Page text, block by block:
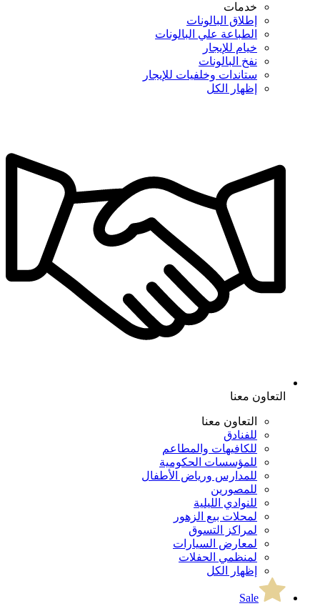
خدمات
إطلاق البالونات
الطباعة علي البالونات
خيام للإيجار
نفخ البالونات
ستاندات وخلفيات للإيجار
إظهار الكل
التعاون معنا
التعاون معنا
للفنادق
للكافيهات والمطاعم
للمؤسسات الحكومية
للمدارس ورياض الأطفال
للمصورين
للنوادي الليلية
لمحلات بيع الزهور
لمراكز التسوق
لمعارض السيارات
لمنظمي الحفلات
إظهار الكل
Sale